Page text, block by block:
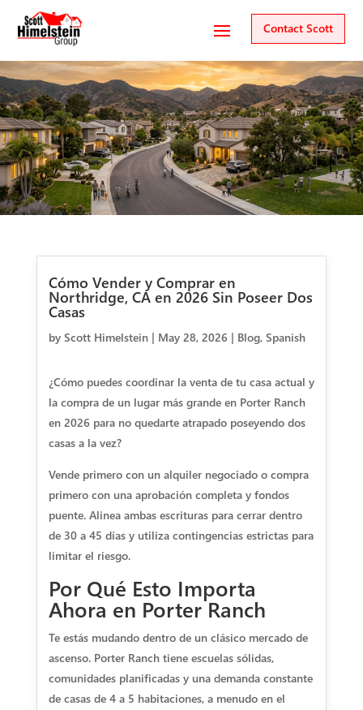
Contact Scott
Cómo Vender y Comprar en
Northridge, CA en 2026 Sin Poseer Dos
Casas
by Scott Himelstein| May 28, 2026| Blog, Spanish
¿Cómo puedes coordinar la venta de tu casa actual y
la compra de un lugar más grande en Porter Ranch
en 2026 para no quedarte atrapado poseyendo dos
casas a la vez?
Vende primero con un alquiler negociado o compra
primero con una aprobación completa y fondos
puente. Alinea ambas escrituras para cerrar dentro
de 30 a 45 días y utiliza contingencias estrictas para
limitar el riesgo.
Por Qué Esto Importa
Ahora en Porter Ranch
Te estás mudando dentro de un clásico mercado de
ascenso. Porter Ranch tiene escuelas sólidas,
comunidades planificadas y una demanda constante
de casas de 4 a 5 habitaciones, a menudo en el